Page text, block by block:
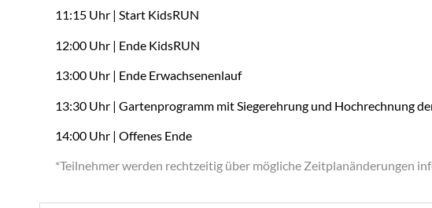
11:15 Uhr | Start KidsRUN
12:00 Uhr | Ende KidsRUN
13:00 Uhr | Ende Erwachsenenlauf
13:30 Uhr | Gartenprogramm mit Siegerehrung und Hochrechnung
14:00 Uhr | Offenes Ende
*Teilnehmer werden rechtzeitig über mögliche Zeitplanänderungen